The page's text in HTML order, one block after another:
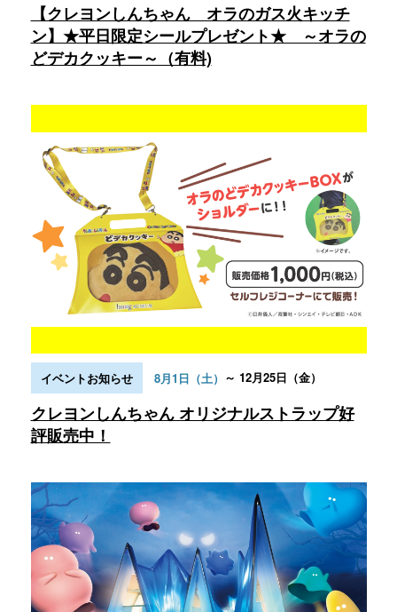
【クレヨンしんちゃん オラのガス火キッチ
ン】★平日限定シールプレゼント★ ～オラの
どデカクッキー～（有料)
イベントお知らせ 8月1日（土） ～ 12月25日（金）
クレヨンしんちゃん オリジナルストラップ好
評販売中！